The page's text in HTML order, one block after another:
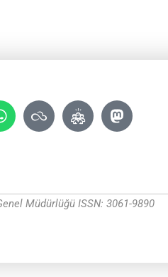
Müdürlüğü ISSN: 3061-9890